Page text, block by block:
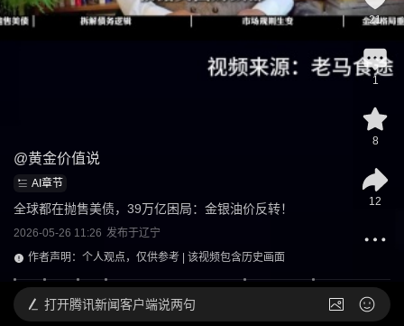
@黄金价值说
AI章节
全球都在抛售美债，39万亿困局：金银油价反转！
2026-05-26 11:26 发布于辽宁
作者声明：个人观点，仅供参考 | 该视频包含历史画面
21
1
8
12
打开腾讯新闻客户端说两句